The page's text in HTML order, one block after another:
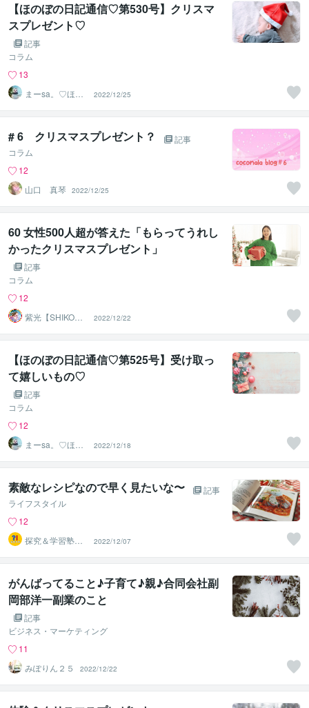
【ほのぼの日記通信♡第530号】クリスマ
スプレゼント♡
記事
コラム
13
まーsa。♡ほの
ぼのブログ毎日
配信♡
2022/12/25
# 6 クリスマスプレゼント？
記事
コラム
12
山口 真琴
2022/12/25
60 女性500人超が答えた「もらってうれし
かったクリスマスプレゼント」
記事
コラム
12
紫光【SHIKO】
遠隔透視鑑定士
2022/12/22
【ほのぼの日記通信♡第525号】受け取っ
て嬉しいもの♡
記事
コラム
12
まーsa。♡ほの
ぼのブログ毎日
配信♡
2022/12/18
素敵なレシピなので早く見たいな〜
記事
ライフスタイル
12
探究＆学習塾｜
なぜラボ
2022/12/07
がんばってること♪子育て♪親♪合同会社副
岡部洋一副業のこと
記事
ビジネス・マーケティング
11
みぽりん２５
2022/12/22